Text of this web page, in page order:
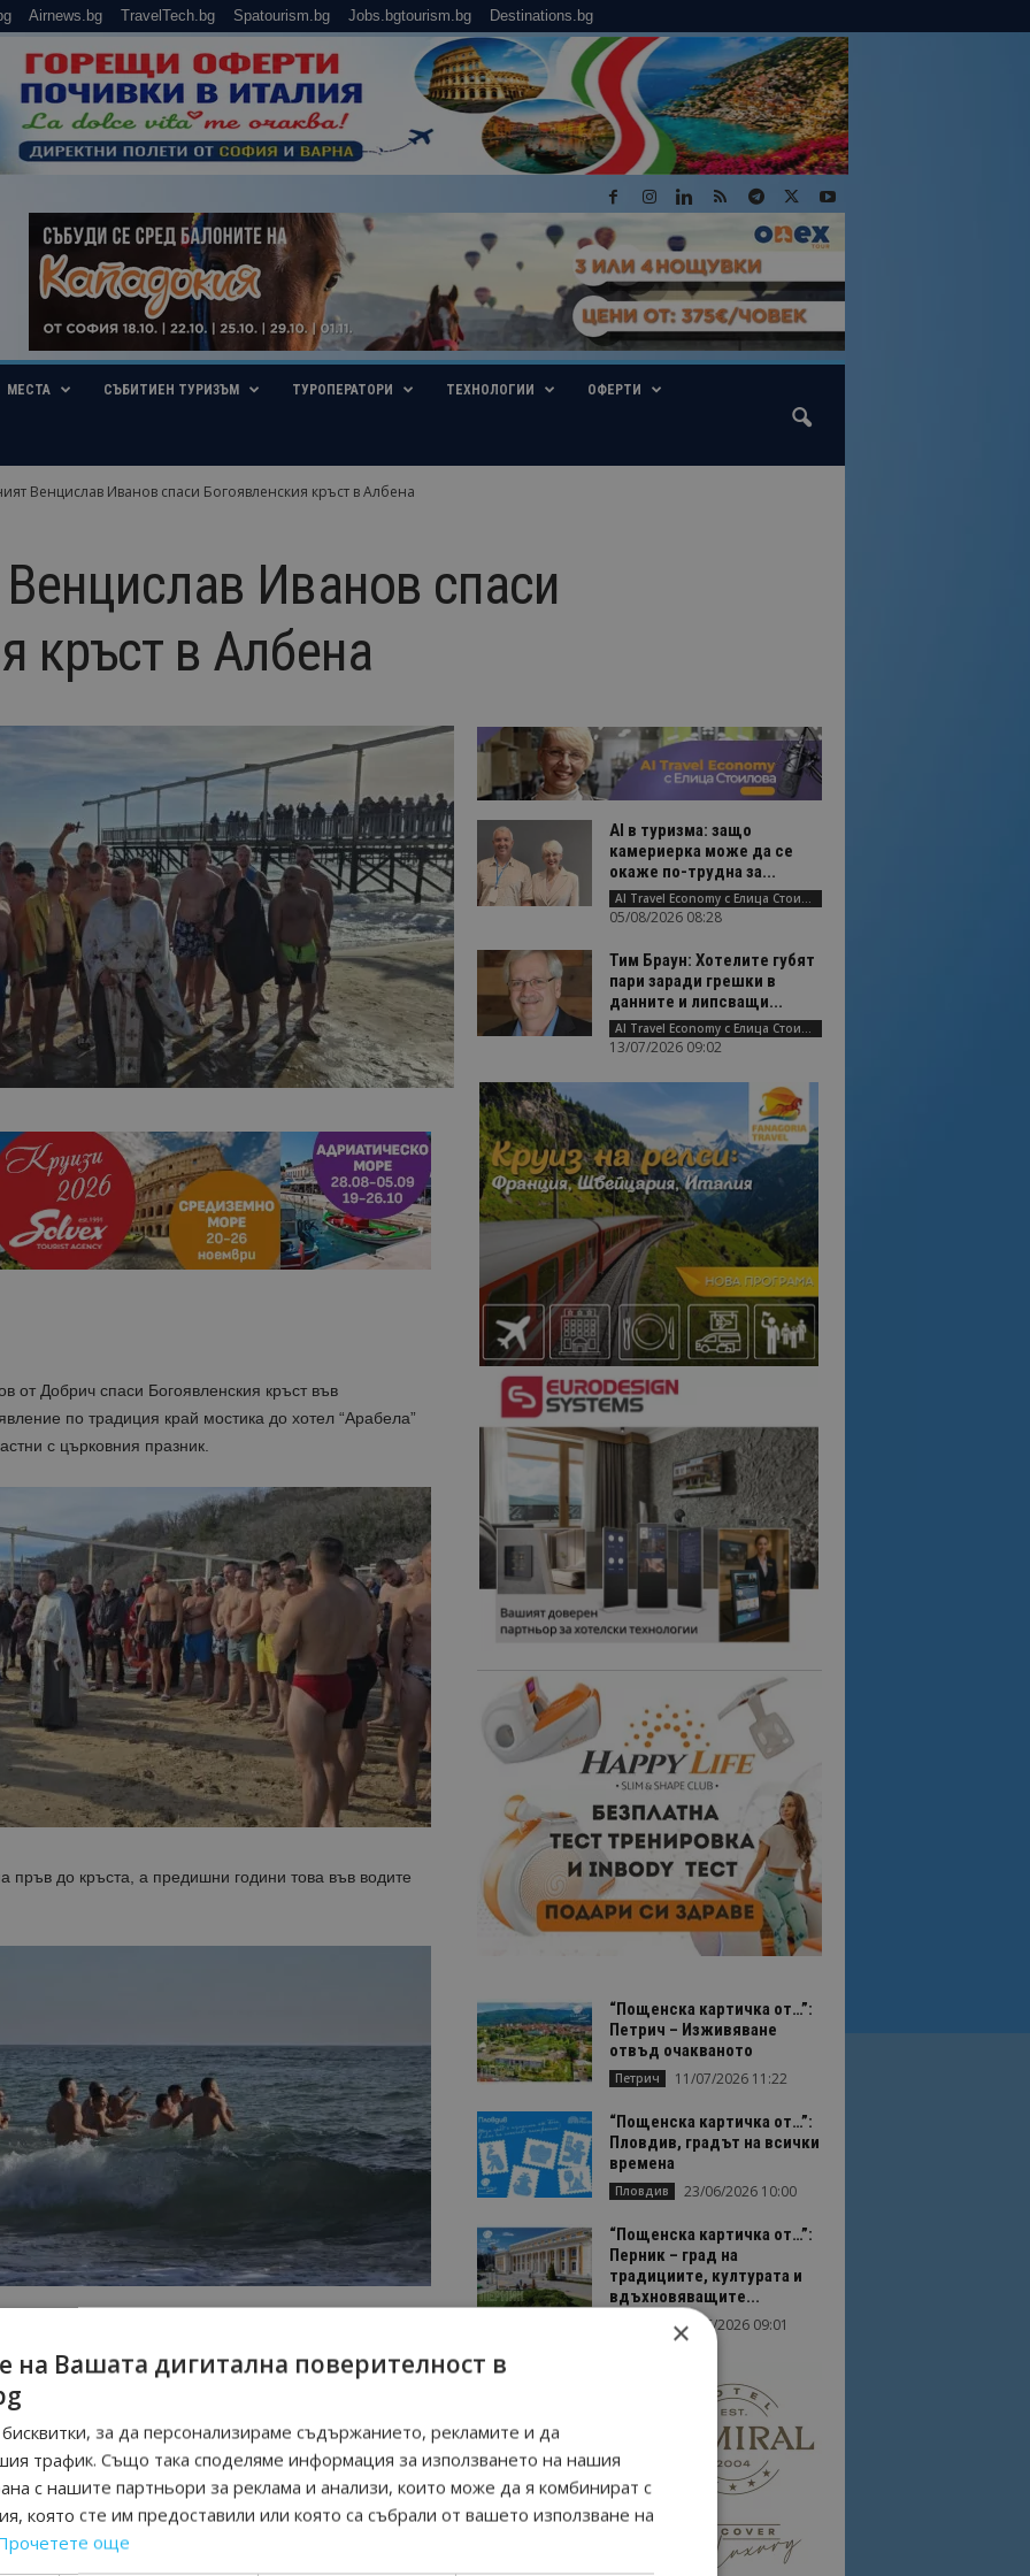
Airnews.bg TravelTech.bg Spatourism.bg Jobs.bgtourism.bg Destinations.bg
МЕСТА СЪБИТИЕН ТУРИЗЪМ ТУРОПЕРАТОРИ ТЕХНОЛОГИИ ОФЕРТИ
Венцислав Иванов спаси Богоявленския кръст в Албена
Иванов спаси
кръст в Албена
от Добрич спаси Богоявленския кръст във
по традиция край мостика до хотел “Арабела”
с църковния празник.
пръв до кръста, а предишни години това във водите
в Оброчище отслужи водосвет за здраве. В
символизиращи Светата Троица – Отец, Син и
AI в туризма: защо
камериерка може да се
окаже по-трудна за...
AI Travel Economy с Елица Стоилова
05/08/2026 08:28
Тим Браун: Хотелите губят
пари заради грешки в
данните и липсващи...
AI Travel Economy с Елица Стоилова
13/07/2026 09:02
“Пощенска картичка от…”:
Петрич – Изживяване
отвъд очакваното
Петрич 11/07/2026 11:22
“Пощенска картичка от…”:
Пловдив, градът на всички
времена
Пловдив 23/06/2026 10:00
“Пощенска картичка от…”:
Перник – град на
традициите, културата и
вдъхновяващите...
17/06/2026 09:01
×
на Вашата дигитална поверителност в
за да персонализираме съдържанието, рекламите и да
трафик. Също така споделяме информация за използването на нашия
с нашите партньори за реклама и анализи, които може да я комбинират с
която сте им предоставили или която са събрали от вашето използване на
още